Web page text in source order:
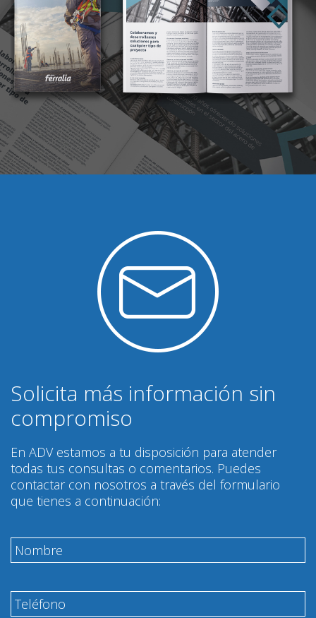
Solicita más información sin
compromiso
En ADV estamos a tu disposición para atender
todas tus consultas o comentarios. Puedes
contactar con nosotros a través del formulario
que tienes a continuación: